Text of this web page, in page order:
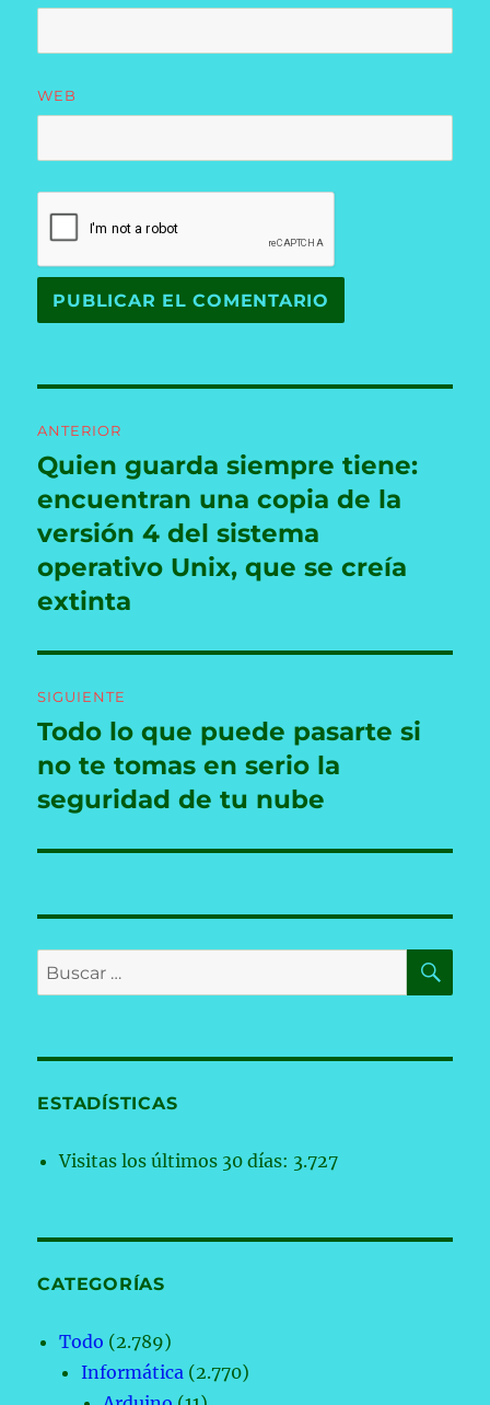
WEB
de
entradas
ANTERIOR
Entrada
anterior:
Quien guarda siempre tiene:
encuentran una copia de la
versión 4 del sistema
operativo Unix, que se creía
extinta
SIGUIENTE
Entrada
siguiente:
Todo lo que puede pasarte si
no te tomas en serio la
seguridad de tu nube
Buscar
por:
ESTADÍSTICAS
Visitas los últimos 30 días: 3.727
CATEGORÍAS
Todo (2.789)
Informática (2.770)